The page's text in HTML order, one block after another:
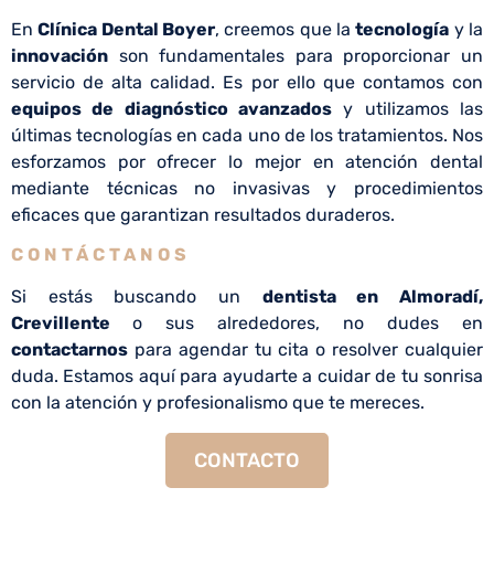
EnClínica Dental Boyer, creemos que latecnología y la
innovación son fundamentales para proporcionar un
servicio de alta calidad. Es por ello que contamos con
equipos de diagnóstico avanzados y utilizamos las
últimas tecnologías en cada uno de los tratamientos. Nos
esforzamos por ofrecer lo mejor en atención dental
mediante técnicas no invasivas y procedimientos
eficaces que garantizan resultados duraderos.
CONTÁCTANOS
Si estás buscando un dentista enAlmoradí,
Crevillente o sus alrededores, no dudes en
contactarnos para agendar tu cita o resolver cualquier
duda. Estamos aquí para ayudarte a cuidar de tu sonrisa
con la atención y profesionalismo que te mereces.
CONTACTO